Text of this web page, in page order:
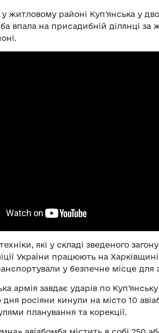
житловому районі Куп’янська у
впала на присадибній ділянці
які у складі зведеного
України працюють на
у безпечне місце для
армія завдає ударів по
росіяни кинули на місто 10
планування та корекції.